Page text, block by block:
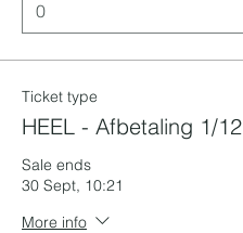
Ticket type
HEEL - Afbetaling 1/12
Sale ends
30 Sept, 10:21
More info